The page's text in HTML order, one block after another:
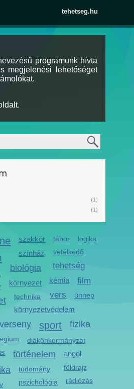
tehetseg.hu
programunk hívta
megjelenési lehetőséget
(1)
(1)
szakkör
tábor
vetélkedő
színház
tehetség
biológia
kémia
környezet
film
vers
ünnep
környezetvédelem
verseny sport
logika
technika
fizika
diákönkormányzat
történelem
angol
földrajz
tudomány
pszichológia
rádiózás